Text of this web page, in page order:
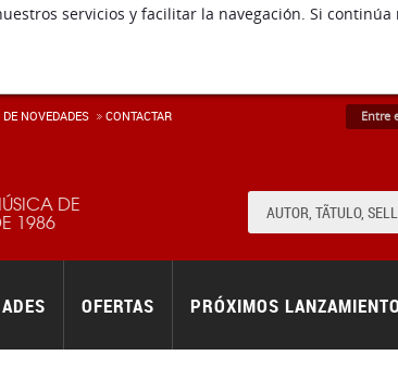
servicios y facilitar la navegación. Si
DE
1986
Entre
OFERTAS PRÓXIMOS
NOVEDADES CONTACTAR